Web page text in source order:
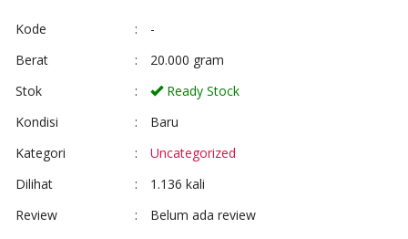
Kode :
-
Berat
:
20.000 gram
Stok
:
Ready Stock
Kondisi
:
Baru
Kategori
:
Uncategorized
Dilihat
:
1.136 kali
Review
: Belum ada review